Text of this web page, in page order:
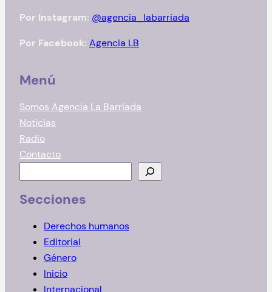
Por Instagram: @agencia_labarriada
Por Facebook: Agencia LB
Menú
Somos Agencia La Barriada
Noticias
Radio
Contacto
u
s
Secciones
Derechos humanos
Editorial
Género
Inicio
Internacional